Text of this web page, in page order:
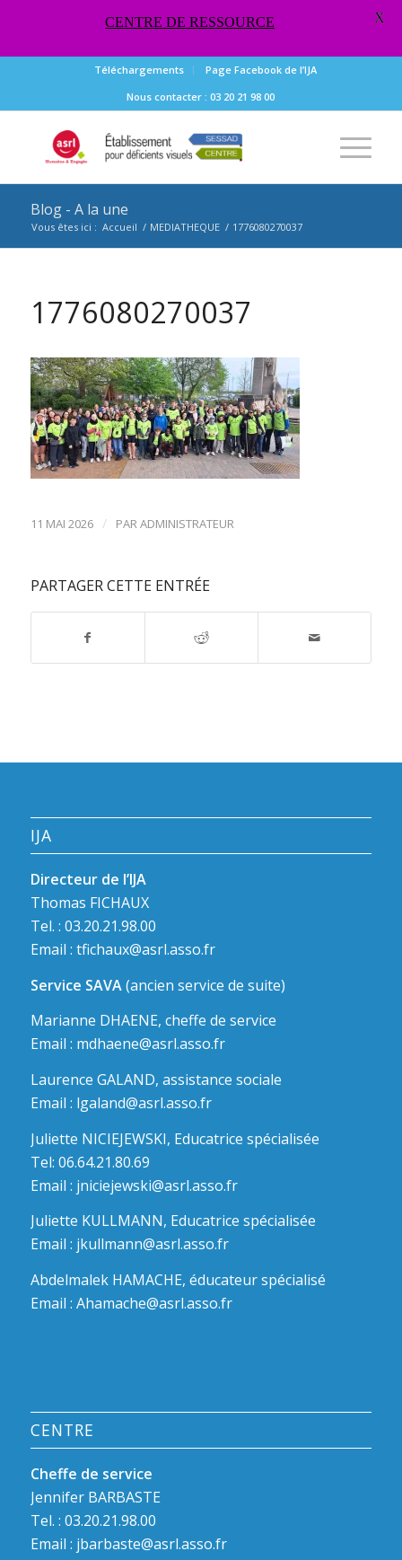
Téléchargements
Page Facebook de l’IJA
Nous contacter : 03 20 21 98 00
Blog - A la une
Vous êtes ici : Accueil / MEDIATHEQUE / 1776080270037
1776080270037
11 MAI 2026 / PARADMINISTRATEUR
PARTAGER CETTE ENTRÉE
IJA
Directeur de l’IJA
Thomas FICHAUX
Tel. : 03.20.21.98.00
Email : tfichaux@asrl.asso.fr
Service SAVA(ancien service de suite)
Marianne DHAENE, cheffe de service
Email : mdhaene@asrl.asso.fr
Laurence GALAND, assistance sociale
Email : lgaland@asrl.asso.fr
Juliette NICIEJEWSKI, Educatrice spécialisée
Tel: 06.64.21.80.69
Email : jniciejewski@asrl.asso.fr
Juliette KULLMANN, Educatrice spécialisée
Email : jkullmann@asrl.asso.fr
Abdelmalek HAMACHE, éducateur spécialisé
Email : Ahamache@asrl.asso.fr
CENTRE
Cheffe de service
Jennifer BARBASTE
Tel. : 03.20.21.98.00
Email : jbarbaste@asrl.asso.fr
CENTRE DE RESSOURCE X